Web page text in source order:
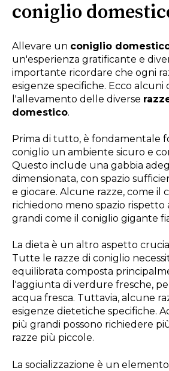
coniglio
Allevare un coniglio
un'esperienza gratificante e
importante ricordare che ogni
esigenze specifiche. Ecco alcuni
l'allevamento delle diverse
domestico.
Prima di tutto, è fondamentale
coniglio un ambiente sicuro e
Questo include una gabbia
dimensionata, con spazio
e giocare. Alcune razze, come il
richiedono meno spazio rispetto
grandi come il coniglio gigante
La dieta è un altro aspetto
Tutte le razze di coniglio
equilibrata composta
l'aggiunta di verdure fresche,
acqua fresca. Tuttavia, alcune
esigenze dietetiche specifiche.
più grandi possono richiedere
razze più piccole.
La socializzazione è un